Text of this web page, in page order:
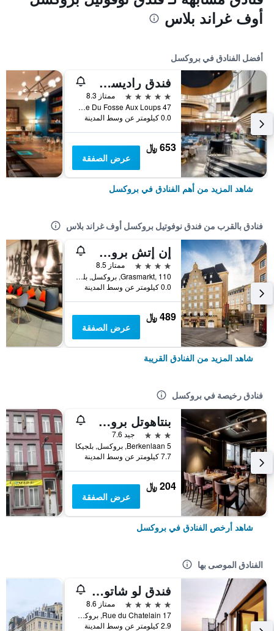
أوف غراند بلاس
أفضل الفنادق في بروكسل
فندق راديسن كوليكشن جراند بليس بروكسل
5 نجوم
ممتاز 8.3
47 Rue Du Fosse Aux Loups, بروكسل, بلجيكا
0.0 كيلومتر عن وسط المدينة
653 ﷼
عرض الصفقة
شاهد المزيد من أهم الفنادق في بروكسل
فنادق بالقرب من فندق نوفوتيل بروكسل أوف غراند بلاس
إن إتش بروسيلز كاريفور دو ليوروب
4 نجوم
ممتاز 8.5
Grasmarkt, 110, بروكسل, بلجيكا
0.0 كيلومتر عن وسط المدينة
489 ﷼
عرض الصفقة
شاهد المزيد من الفنادق القريبة
فنادق رخيصة في بروكسل
بنتاهوتل بروسلز إيربورت
3 نجوم
جيد 7.6
Berkenlaan 5, بروكسل, بلجيكا
7.7 كيلومتر عن وسط المدينة
204 ﷼
عرض الصفقة
شاهد أرخص الفنادق في بروكسل
الفنادق الموصى بها
فندق لو شاتولان
5 نجوم
ممتاز 8.6
17 Rue du Chatelain, بروكسل, بلجيكا
2.9 كيلومتر عن وسط المدينة